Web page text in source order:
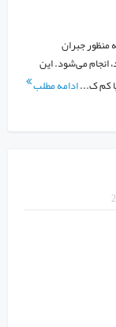
منظور جبران
انجام می‌شود. این
کم ک...ادامه مطلب